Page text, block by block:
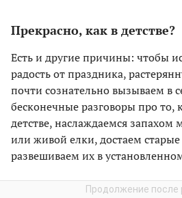
Прекрасно, как в детстве?
Есть и другие причины: чтобы
радость от праздника,
почти сознательно вызываем в
бесконечные разговоры про то,
детстве, наслаждаемся
или живой елки, достаем
развешиваем их в